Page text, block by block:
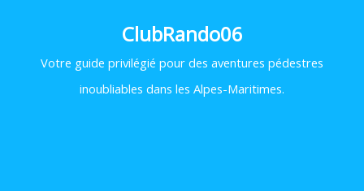
ClubRando06
Votre guide privilégié pour des aventures pédestres
inoubliables dans les Alpes-Maritimes.